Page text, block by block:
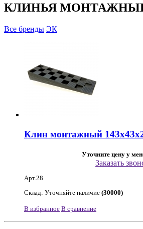
КЛИНЬЯ
Все бренды ЭК
Клин монтажный
Уточните цену у
Заказать
Арт.28
Склад: Уточняйте наличие (30000)
В избранное В сравнение